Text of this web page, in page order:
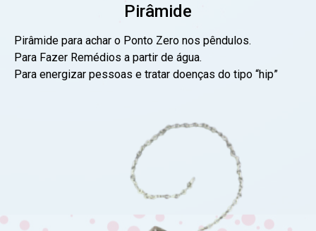
Pirâmide
Pirâmide para achar o Ponto Zero nos pêndulos.
Para Fazer Remédios a partir de água.
Para energizar pessoas e tratar doenças do tipo “hip”